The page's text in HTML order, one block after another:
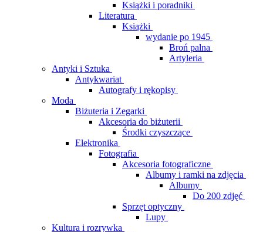
Książki i poradniki
Literatura
Książki
wydanie po 1945
Broń palna
Artyleria
Antyki i Sztuka
Antykwariat
Autografy i rękopisy
Moda
Biżuteria i Zegarki
Akcesoria do biżuterii
Środki czyszczące
Elektronika
Fotografia
Akcesoria fotograficzne
Albumy i ramki na zdjęcia
Albumy
Do 200 zdjęć
Sprzęt optyczny
Lupy
Kultura i rozrywka